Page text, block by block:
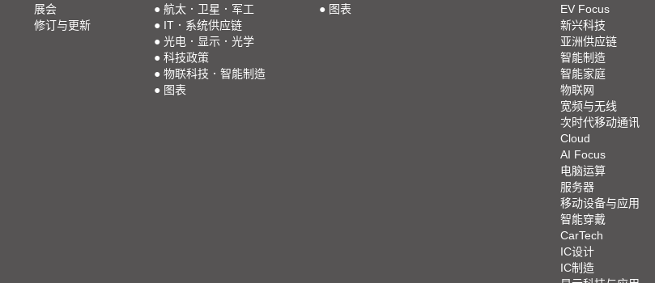
展会
修订与更新
● 航太．卫星．军工
● IT．系统供应链
● 光电．显示．光学
● 科技政策
● 物联科技．智能制造
● 图表
● 图表
EV Focus
新兴科技
亚洲供应链
智能制造
智能家庭
物联网
宽频与无线
次时代移动通讯
Cloud
AI Focus
电脑运算
服务器
移动设备与应用
智能穿戴
CarTech
IC设计
IC制造